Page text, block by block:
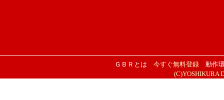
ＧＢＲとは 今すぐ無料登録
動作
(C)YOSHIKURA